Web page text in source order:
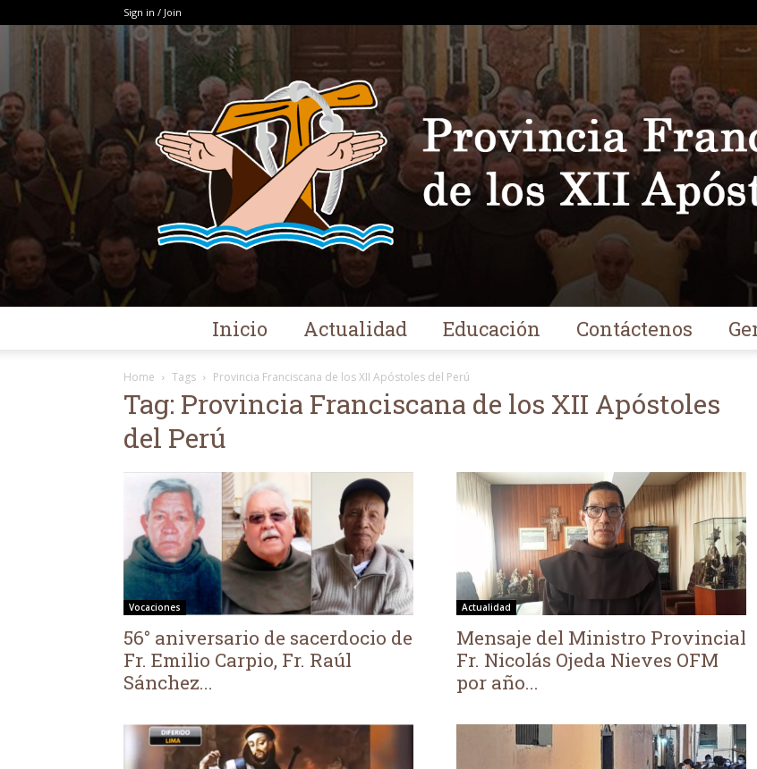
Sign in / Join
Inicio Actualidad Educación Contáctenos
Home Tags Provincia Franciscana de los XII Apóstoles del Perú
Tag: Provincia Franciscana de los XII Apóstoles
del Perú
Vocaciones
56° aniversario de sacerdocio de
Fr. Emilio Carpio, Fr. Raúl
Sánchez...
Actualidad
Mensaje del Ministro Provincial
Fr. Nicolás Ojeda Nieves OFM
por año...